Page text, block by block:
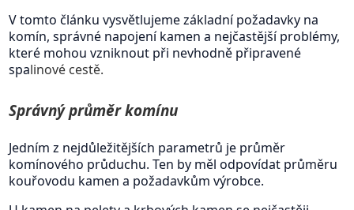
V tomto článku vysvětlujeme základní požadavky na
komín, správné napojení kamen a nejčastější problémy,
které mohou vzniknout při nevhodně připravené
spalinové cestě.
Správný průměr komínu
Jedním z nejdůležitějších parametrů je průměr
komínového průduchu. Ten by měl odpovídat průměru
kouřovodu kamen a požadavkům výrobce.